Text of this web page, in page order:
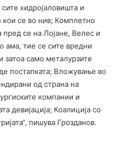
хидројаловишта и
кои се во нив; Комплетно
пред се на Лојане, Велес и
ама, тие се сите вредни
затоа само металурзите
постапката; Вложување во
од страна на
компании и
девијација; Коалиција со
пишува Грозданов.